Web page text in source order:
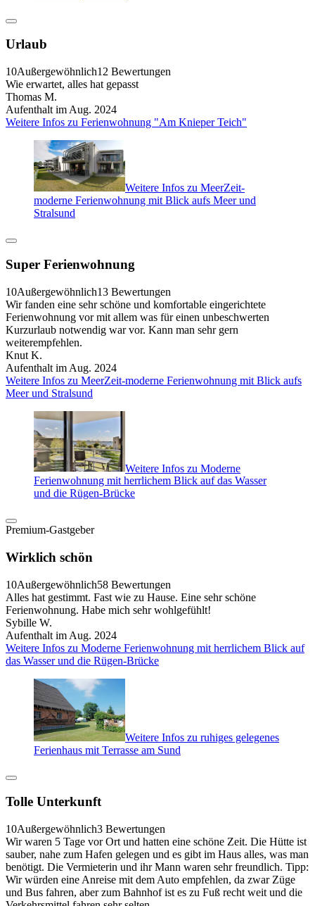
Urlaub
10Außergewöhnlich12 Bewertungen
Wie erwartet, alles hat gepasst
Thomas M.
Aufenthalt im Aug. 2024
Weitere Infos zu Ferienwohnung "Am Knieper Teich"
Weitere Infos zu MeerZeit-
moderne Ferienwohnung mit Blick aufs Meer und
Stralsund
Super Ferienwohnung
10Außergewöhnlich13 Bewertungen
Wir fanden eine sehr schöne und komfortable eingerichtete
Ferienwohnung vor mit allem was für einen unbeschwerten
Kurzurlaub notwendig war vor. Kann man sehr gern
weiterempfehlen.
Knut K.
Aufenthalt im Aug. 2024
Weitere Infos zu MeerZeit-moderne Ferienwohnung mit Blick aufs
Meer und Stralsund
Weitere Infos zu Moderne
Ferienwohnung mit herrlichem Blick auf das Wasser
und die Rügen-Brücke
Premium-Gastgeber
Wirklich schön
10Außergewöhnlich58 Bewertungen
Alles hat gestimmt. Fast wie zu Hause. Eine sehr schöne
Ferienwohnung. Habe mich sehr wohlgefühlt!
Sybille W.
Aufenthalt im Aug. 2024
Weitere Infos zu Moderne Ferienwohnung mit herrlichem Blick auf
das Wasser und die Rügen-Brücke
Weitere Infos zu ruhiges gelegenes
Ferienhaus mit Terrasse am Sund
Tolle Unterkunft
10Außergewöhnlich3 Bewertungen
Wir waren 5 Tage vor Ort und hatten eine schöne Zeit. Die Hütte ist
sauber, nahe zum Hafen gelegen und es gibt im Haus alles, was man
benötigt. Die Vermieterin und ihr Mann waren sehr freundlich. Tipp:
Wir würden eine Anreise mit dem Auto empfehlen, da zwar Züge
und Bus fahren, aber zum Bahnhof ist es zu Fuß recht weit und die